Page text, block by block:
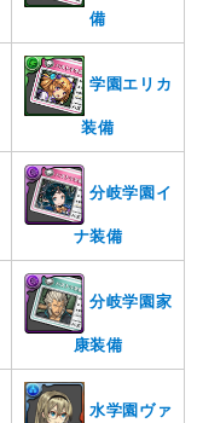
備
学園エリカ
装備
分岐学園イ
ナ装備
分岐学園家
康装備
水学園ヴァ